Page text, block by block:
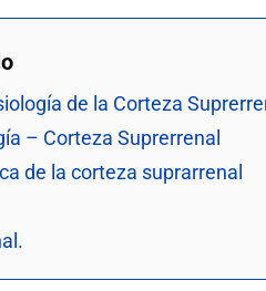
de la Corteza
– Corteza Suprerrenal
de la corteza suprarrenal